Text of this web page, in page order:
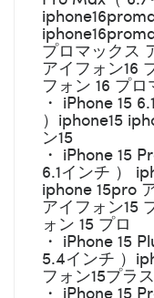
プロマックス
アイフォン16
フォン 16 プ
・ iPhone 15
）iphone15
ン15
・ iPhone 15
6.1インチ ）
iphone 15pro
アイフォン15
ォン 15 プロ
・ iPhone 15
5.4インチ ）
フォン15プラ
・ iPhone 15